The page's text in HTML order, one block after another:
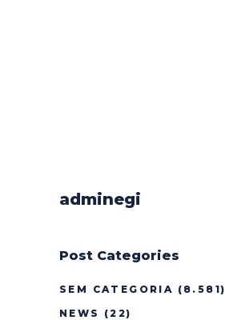
adminegi
Post Categories
SEM CATEGORIA (8.581)
NEWS
(22)